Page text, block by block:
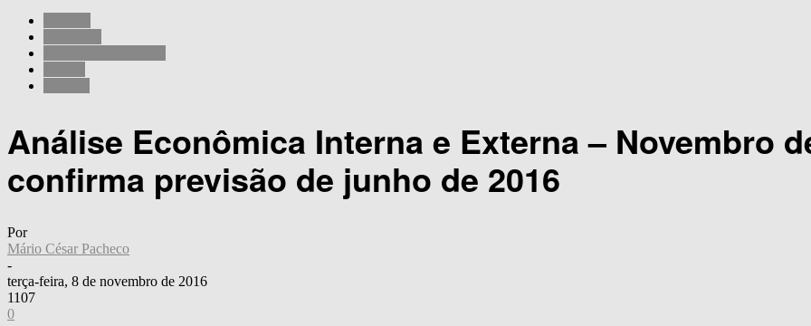
Análise Econômica Interna e Externa – Novembro
confirma previsão de junho de 2016
Por
Mário César Pacheco
-
terça-feira, 8 de novembro de 2016
1107
0